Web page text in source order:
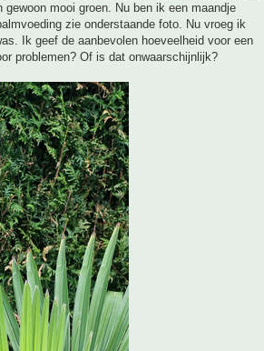
mooi groen. Nu ben ik een maandje
zie onderstaande foto. Nu vroeg ik
Ik geef de aanbevolen hoeveelheid voor een
problemen? Of is dat onwaarschijnlijk?